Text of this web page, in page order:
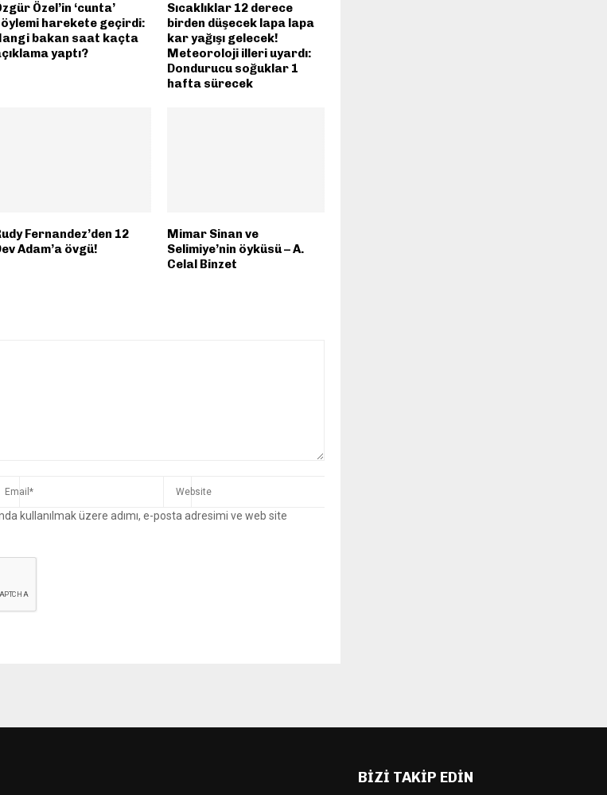
Özel’in ‘cunta’
harekete geçirdi:
bakan saat kaçta
yaptı?
Sıcaklıklar 12 derece
birden düşecek lapa lapa
kar yağışı gelecek!
Meteoroloji illeri uyardı:
Dondurucu soğuklar 1
hafta sürecek
Fernandez’den 12
Adam’a övgü!
Mimar Sinan ve
Selimiye’nin öyküsü – A.
Celal Binzet
kullanılmak üzere adımı, e-posta adresimi ve web site
BIZI TAKIP EDIN